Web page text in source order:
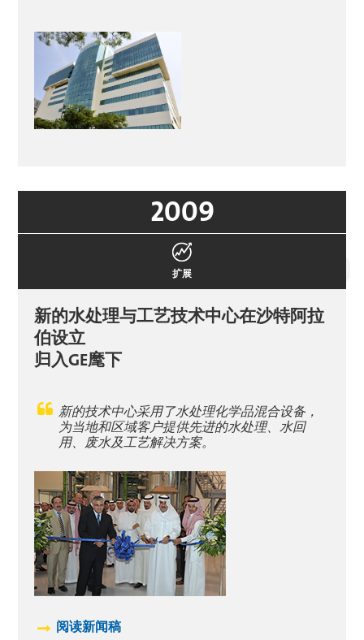
2009
扩展
新的水处理与工艺技术中心在沙特阿拉
伯设立
归入GE麾下
新的技术中心采用了水处理化学品混合设备，
为当地和区域客户提供先进的水处理、水回
用、废水及工艺解决方案。
阅读新闻稿